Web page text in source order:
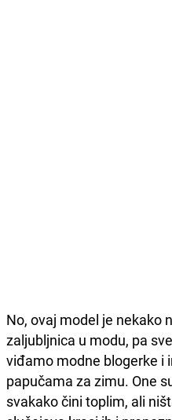
No, ovaj model je nekako
zaljubljnica u modu, pa
viđamo modne blogerke i
papučama za zimu. One
svakako čini toplim, ali